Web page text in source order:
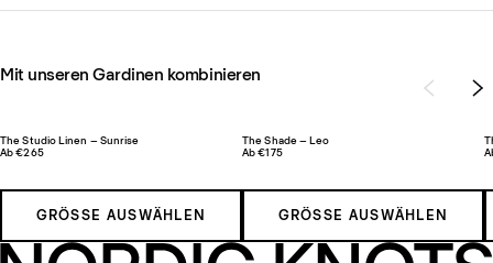
Mit unseren Gardinen kombinieren
The Studio Linen – Sunrise
Ab €265
GRÖSSE AUSWÄHLEN
The Shade – Leo
Ab €175
GRÖSSE AUSWÄHLEN